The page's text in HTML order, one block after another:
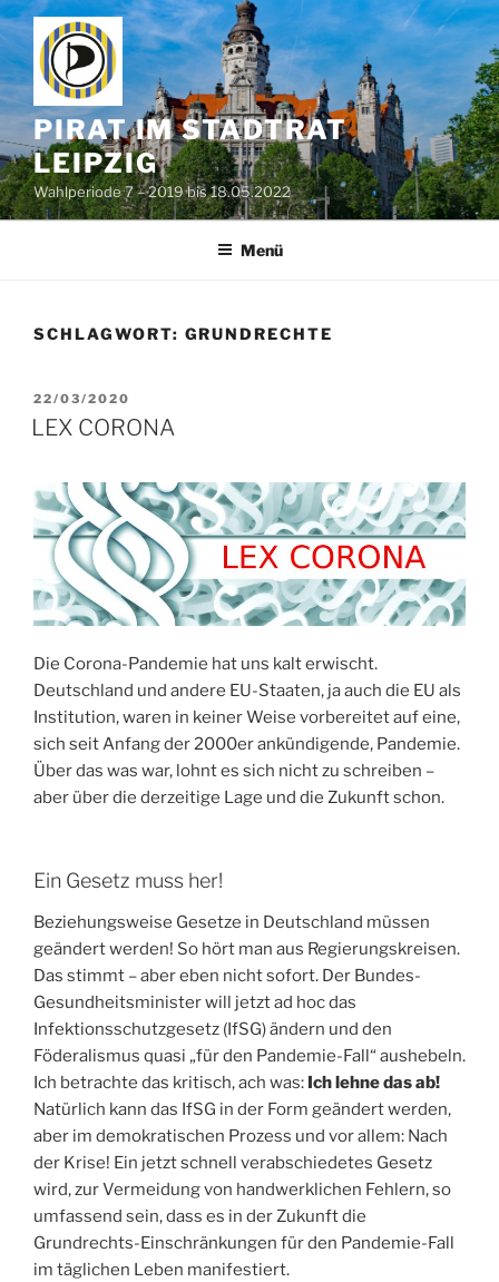
Zum
Inhalt
springen
PIRAT IM STADTRAT
LEIPZIG
Wahlperiode 7 – 2019 bis 18.05.2022
Menü
SCHLAGWORT: GRUNDRECHTE
VERÖFFENTLICHT
AM
22/03/2020
LEX CORONA
Die Corona-Pandemie hat uns kalt erwischt.
Deutschland und andere EU-Staaten, ja auch die EU als
Institution, waren in keiner Weise vorbereitet auf eine,
sich seit Anfang der 2000er ankündigende, Pandemie.
Über das was war, lohnt es sich nicht zu schreiben –
aber über die derzeitige Lage und die Zukunft schon.
Ein Gesetz muss her!
Beziehungsweise Gesetze in Deutschland müssen
geändert werden! So hört man aus Regierungskreisen.
Das stimmt – aber eben nicht sofort. Der Bundes-
Gesundheitsminister will jetzt ad hoc das
Infektionsschutzgesetz (IfSG) ändern und den
Föderalismus quasi „für den Pandemie-Fall“ aushebeln.
Ich betrachte das kritisch, ach was: Ich lehne das ab!
Natürlich kann das IfSG in der Form geändert werden,
aber im demokratischen Prozess und vor allem: Nach
der Krise! Ein jetzt schnell verabschiedetes Gesetz
wird, zur Vermeidung von handwerklichen Fehlern, so
umfassend sein, dass es in der Zukunft die
Grundrechts-Einschränkungen für den Pandemie-Fall
im täglichen Leben manifestiert.